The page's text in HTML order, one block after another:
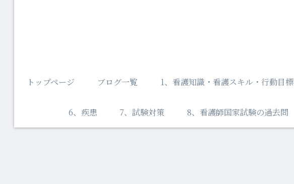
トップページ ブログ一覧 1、看護知識・看護スキル・行動目標
6、疾患 7、試験対策 8、看護師国家試験の過去問